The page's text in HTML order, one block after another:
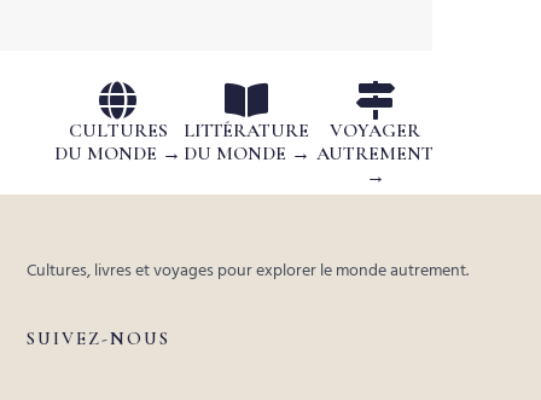

CULTURES
DU MONDE →

LITTÉRATURE
DU MONDE →

VOYAGER
AUTREMENT
→
Cultures, livres et voyages pour explorer le monde autrement.
SUIVEZ-NOUS